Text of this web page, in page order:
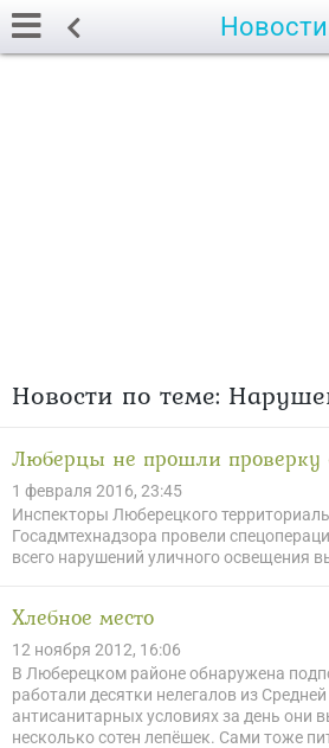
Новости
Новости по теме:
Люберцы не прошли проверку
1 февраля 2016, 23:45
Инспекторы Люберецкого
Госадмтехнадзора провели
всего нарушений уличного освещения
Хлебное место
12 ноября 2012, 16:06
В Люберецком районе обнаружена
работали десятки нелегалов из
антисанитарных условиях за день они
несколько сотен лепёшек. Сами тоже